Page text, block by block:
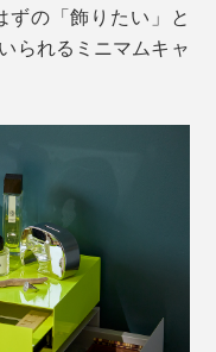
ずの「飾りたい」と
られるミニマムキャ